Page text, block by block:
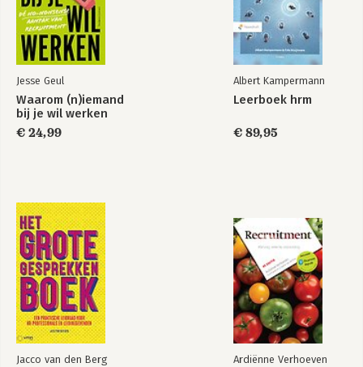
Jesse Geul
Waarom (n)iemand
bij je wil werken
€ 24,99
Albert Kampermann
Leerboek hrm
€ 89,95
Jacco van den Berg Ardiënne Verhoeven